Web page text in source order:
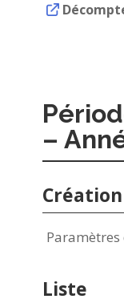
–
Création
Liste